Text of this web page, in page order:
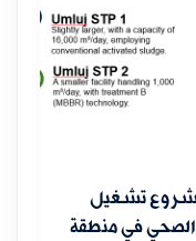
مشروع تشغيل
الصحي في منطقة